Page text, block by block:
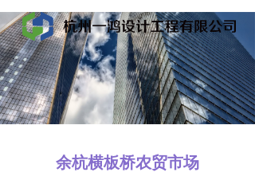
余杭横板桥农贸市场